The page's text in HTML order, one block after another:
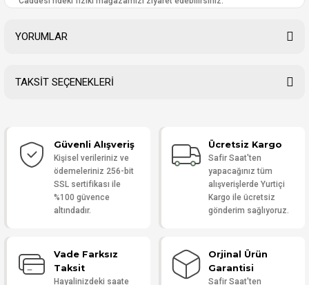
YORUMLAR
Yorum Yaz
TAKSİT SEÇENEKLERİ
Güvenli Alışveriş
Kişisel verileriniz ve
ödemeleriniz 256-bit
SSL sertifikası ile
%100 güvence
altındadır.
Ücretsiz Kargo
Safir Saat'ten
yapacağınız tüm
alışverişlerde Yurtiçi
Kargo ile ücretsiz
gönderim sağlıyoruz.
Vade Farksız
Taksit
Hayalinizdeki saate
Orjinal Ürün
Garantisi
Safir Saat'ten